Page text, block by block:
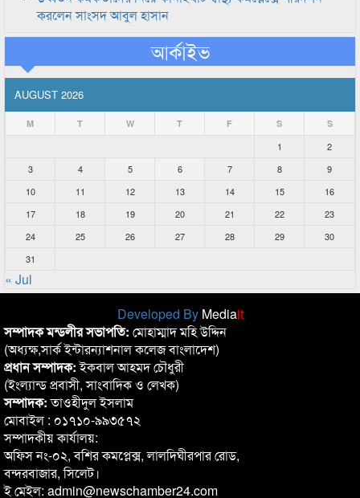
করলেন সাংসদ আবুল হাসান
আর্কাইভ
AUGUST 2026
M T W T F S S
1
2
3
4 5 6 7 8
9
10
11 12 13 14 15
16
17
18 19 20 21 22
23
24
25 26 27 28 29
30
31
« Jul
Developed By Mediait
সম্পাদক মন্ডলীর সভাপতি: মোহাম্মাদ মহি উদ্দিন
(অধ্যক্ষ,সার্ক ইন্টারন্যাশনাল কলেজ বাংলাদেশ)
প্রধান সম্পাদক:ইকবাল আহমদ চৌধুরী
(ইংল্যান্ড প্রবাসী, সাংবাদিক ও লেখক)
সম্পাদক:তাওহীদুল ইসলাম
মোবাইল : ০১৭১০-৯৯৩৫৭২
সম্পাদকীয় কার্যালয়:
অফিস নং-০২, বশির কমপ্লেক্স, লালদিঘীরপার রোড,
বন্দরবাজার, সিলেট।
ই মেইল: admin@newschamber24.com